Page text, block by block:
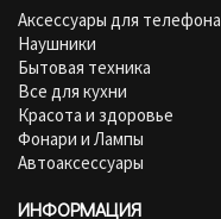
Аксессуары для телефона
Наушники
Бытовая техника
Все для кухни
Красота и здоровье
Фонари и Лампы
Автоаксессуары
ИНФОРМАЦИЯ